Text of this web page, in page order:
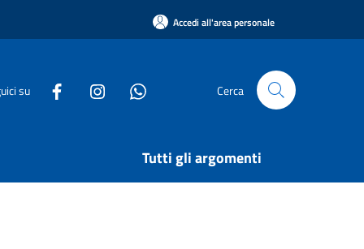
Accedi all'area personale
su Cerca
Tutti gli argomenti